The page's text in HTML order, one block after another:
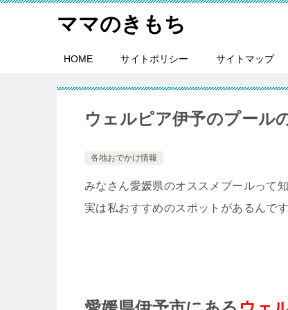
ママのきもち
HOME サイトポリシー サイトマップ
ウェルピア伊予のプール
各地おでかけ情報
みなさん愛媛県のオススメプールって
実は私おすすめのスポットがあるんです